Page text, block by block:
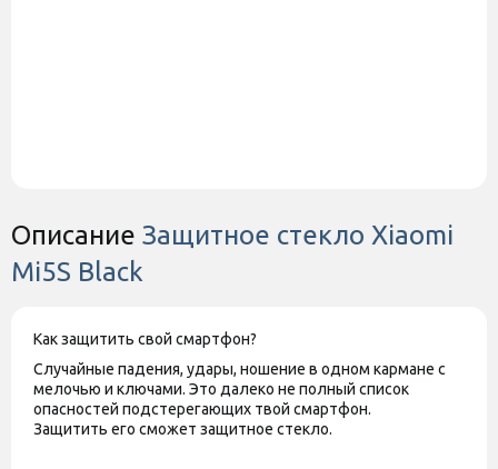
Описание Защитное стекло Xiaomi
Mi5S Black
Как защитить свой смартфон?
Случайные падения, удары, ношение в одном кармане с
мелочью и ключами. Это далеко не полный список
опасностей подстерегающих твой смартфон.
Защитить его сможет защитное стекло.